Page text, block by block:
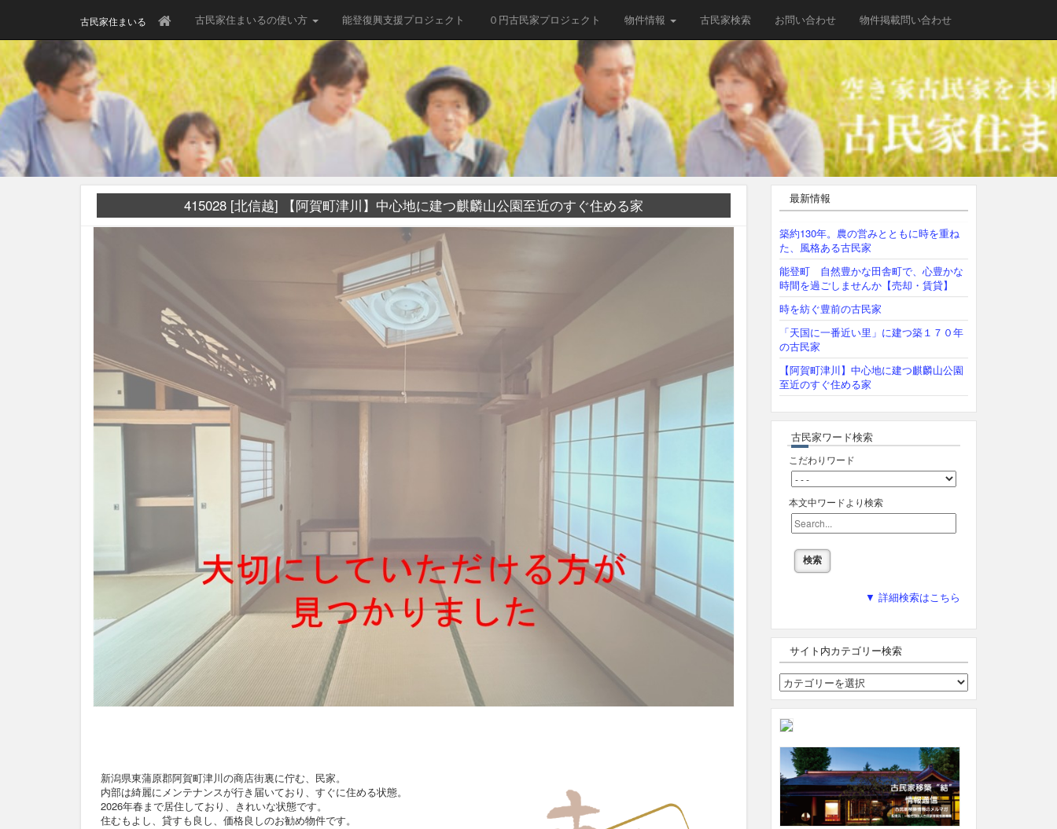
古民家住まいる 古民家住まいるの使い方 能登復興支援プロジェクト ０円古民家プロジェクト 物件情報 古民家検索 お問い合わせ 物件掲載問い合わせ
415028 [北信越] 【阿賀町津川】中心地に建つ麒麟山公園至近のすぐ住める家
新潟県東蒲原郡阿賀町津川の商店街裏に佇む、民家。
内部は綺麗にメンテナンスが行き届いており、すぐに住める状態。
2026年春まで居住しており、きれいな状態です。
住むもよし、貸すも良し、価格良しのお勧め物件です。
最新情報
築約130年。農の営みとともに時を重ね
た、風格ある古民家
能登町 自然豊かな田舎町で、心豊かな
時間を過ごしませんか【売却・賃貸】
時を紡ぐ豊前の古民家
「天国に一番近い里」に建つ築１７０年
の古民家
【阿賀町津川】中心地に建つ麒麟山公園
至近のすぐ住める家
古民家ワード検索
こだわりワード
本文中ワードより検索
▼ 詳細検索はこちら
サイト内カテゴリー検索
サ
イ
ト
内
カ
テ
ゴ
リ
ー
検